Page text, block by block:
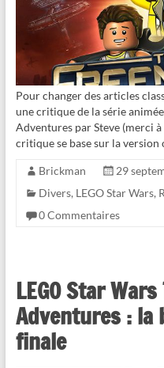
Pour changer des articles
une critique de la série
Adventures par Steve (merci
critique se base sur la version
Brickman
29
Divers, LEGO Star Wars,
0 Commentaires
LEGO Star
Adventures : la
finale